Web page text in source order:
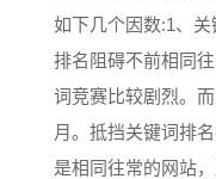
如下几个因数:1、
排名阻碍不前相同
词竞赛比较剧烈。
月。抵挡关键词排
是相同往常的网站